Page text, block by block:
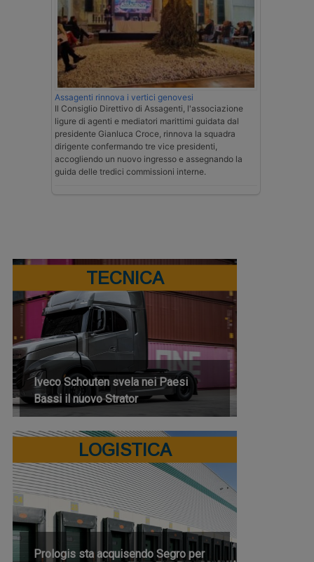
Assagenti rinnova i vertici genovesi
Il Consiglio Direttivo di Assagenti, l'associazione
ligure di agenti e mediatori marittimi guidata dal
presidente Gianluca Croce, rinnova la squadra
dirigente confermando tre vice presidenti,
accogliendo un nuovo ingresso e assegnando la
guida delle tredici commissioni interne.
TECNICA
Iveco Schouten svela nei Paesi
Bassi il nuovo Strator
LOGISTICA
Prologis sta acquisendo Segro per